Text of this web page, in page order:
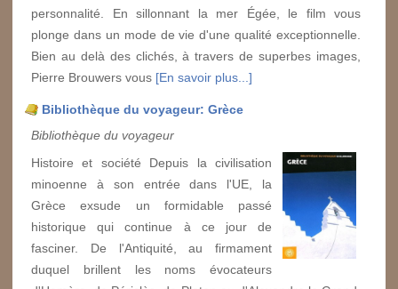
personnalité. En sillonnant la mer Égée, le film vous
plonge dans un mode de vie d'une qualité exceptionnelle.
Bien au delà des clichés, à travers de superbes images,
Pierre Brouwers vous [En savoir plus...]
Bibliothèque du voyageur: Grèce
Bibliothèque du voyageur
Histoire et société Depuis la civilisation
minoenne à son entrée dans l'UE, la
Grèce exsude un formidable passé
historique qui continue à ce jour de
fasciner. De l'Antiquité, au firmament
duquel brillent les noms évocateurs